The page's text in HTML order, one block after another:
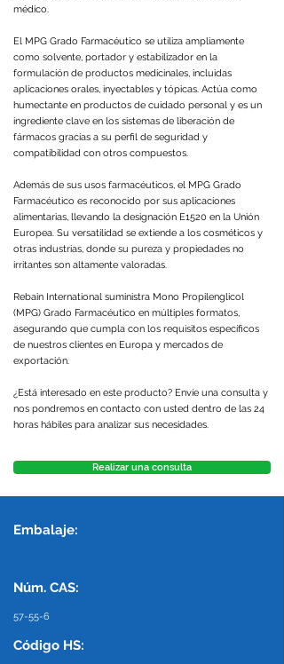
médico.
El MPG Grado Farmacéutico se utiliza ampliamente
como solvente, portador y estabilizador en la
formulación de productos medicinales, incluidas
aplicaciones orales, inyectables y tópicas. Actúa como
humectante en productos de cuidado personal y es un
ingrediente clave en los sistemas de liberación de
fármacos gracias a su perfil de seguridad y
compatibilidad con otros compuestos.
Además de sus usos farmacéuticos, el MPG Grado
Farmacéutico es reconocido por sus aplicaciones
alimentarias, llevando la designación E1520 en la Unión
Europea. Su versatilidad se extiende a los cosméticos y
otras industrias, donde su pureza y propiedades no
irritantes son altamente valoradas.
Rebain International suministra Mono Propilenglicol
(MPG) Grado Farmacéutico en múltiples formatos,
asegurando que cumpla con los requisitos específicos
de nuestros clientes en Europa y mercados de
exportación.
¿Está interesado en este producto? Envíe una consulta y
nos pondremos en contacto con usted dentro de las 24
horas hábiles para analizar sus necesidades.
Realizar una consulta
Embalaje:
Núm. CAS:
57-55-6
Código HS: